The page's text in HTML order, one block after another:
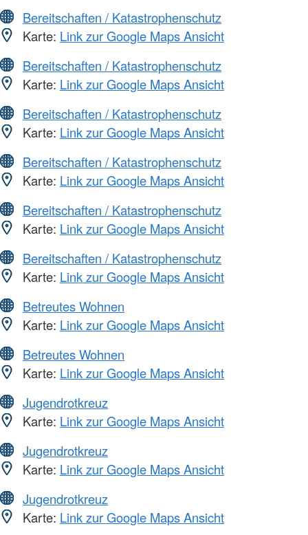
Bereitschaften / Katastrophenschutz
Karte: Link zur Google Maps Ansicht
Bereitschaften / Katastrophenschutz
Karte: Link zur Google Maps Ansicht
Bereitschaften / Katastrophenschutz
Karte: Link zur Google Maps Ansicht
Bereitschaften / Katastrophenschutz
Karte: Link zur Google Maps Ansicht
Bereitschaften / Katastrophenschutz
Karte: Link zur Google Maps Ansicht
Bereitschaften / Katastrophenschutz
Karte: Link zur Google Maps Ansicht
Betreutes Wohnen
Karte: Link zur Google Maps Ansicht
Betreutes Wohnen
Karte: Link zur Google Maps Ansicht
Jugendrotkreuz
Karte: Link zur Google Maps Ansicht
Jugendrotkreuz
Karte: Link zur Google Maps Ansicht
Jugendrotkreuz
Karte: Link zur Google Maps Ansicht